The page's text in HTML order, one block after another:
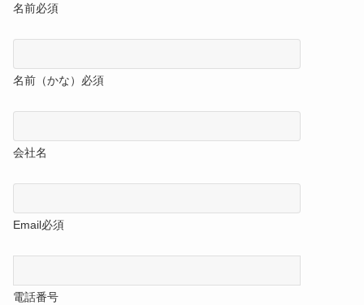
名前必須
名前（かな） 必須
会社名
Email必須
電話番号